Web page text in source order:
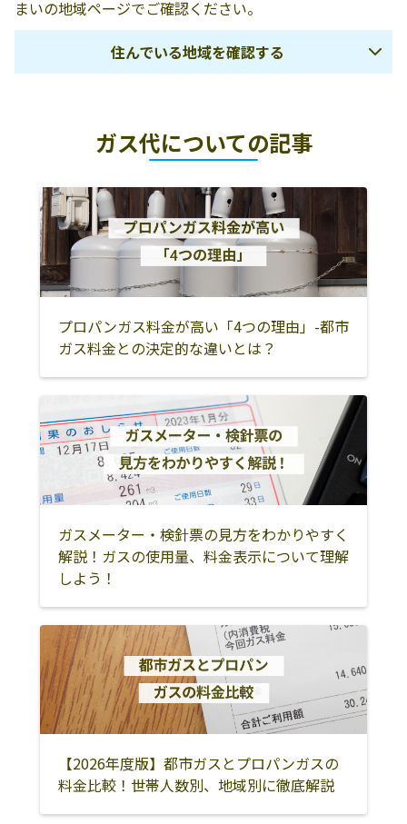
まいの地域ページでご確認ください。
住んでいる地域を確認する
飯石郡飯南町
仁多郡奥出雲町
邑智郡邑南町
浜田市
江津市
益田市
鹿足郡津和野町
鹿足郡吉賀町
隠岐郡隠岐の島
隠岐郡海士町 隠岐郡西ノ島町
隠岐郡知夫村
ガス代についての記事
プロパンガス料金が高い「4つの理由」-都市
ガス料金との決定的な違いとは？
ガスメーター・検針票の見方をわかりやすく
解説！ガスの使用量、料金表示について理解
しよう！
【2026年度版】都市ガスとプロパンガスの
料金比較！世帯人数別、地域別に徹底解説